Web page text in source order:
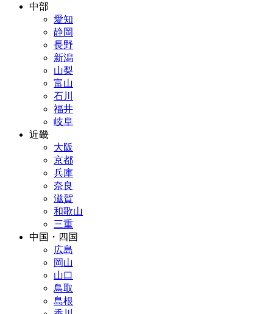
中部
愛知
静岡
長野
新潟
山梨
富山
石川
福井
岐阜
近畿
大阪
京都
兵庫
奈良
滋賀
和歌山
三重
中国・四国
広島
岡山
山口
鳥取
島根